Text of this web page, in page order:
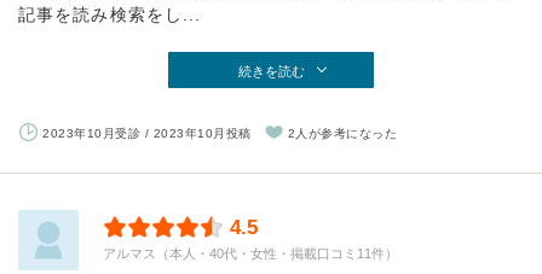
記事を読み検索をし...
続きを読む
2023年10月受診 / 2023年10月投稿 2人が参考になった
4.5
アルマス（本人・40代・女性・掲載口コミ11件）